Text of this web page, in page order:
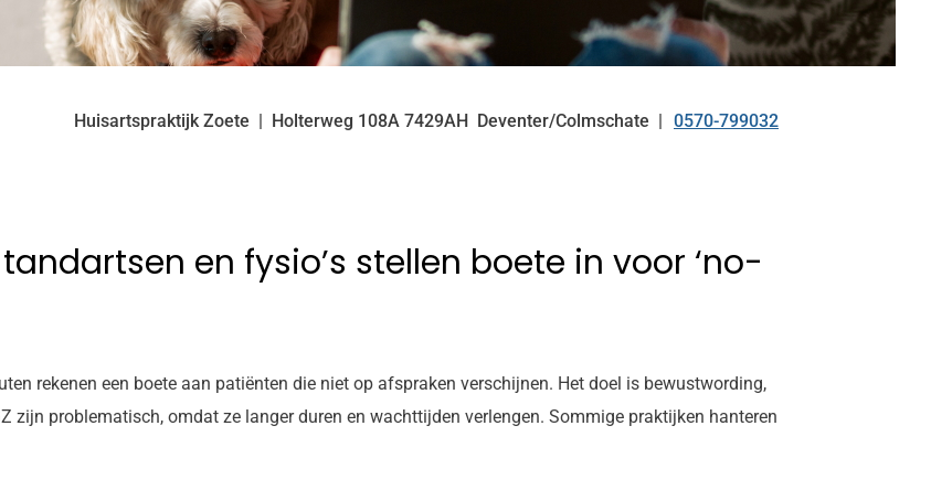
Huisartspraktijk Zoete Holterweg 108A 7429AH Deventer/Colmschate Tel:
0570-799032
en fysio’s stellen boete in voor ‘no-
rekenen een boete aan patiënten die niet op afspraken verschijnen. Het doel is bewustwording,
zijn problematisch, omdat ze langer duren en wachttijden verlengen. Sommige praktijken hanteren